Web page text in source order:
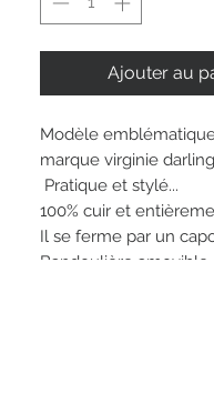
Ajouter au
Modèle
marque virginie
Pratique et stylé...
100% cuir et
Il se ferme par un
Bandoulière amovible.